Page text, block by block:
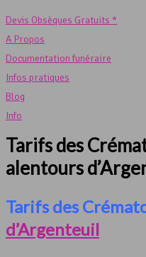
Devis Obsèques Gratuits *
A Propos
Documentation funéraire
Infos pratiques
Blog
Info
Tarifs des
alentours
Tarifs des
d’Argenteuil